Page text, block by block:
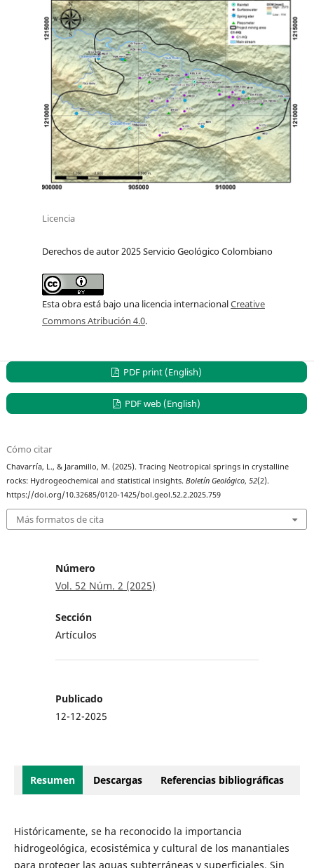
Licencia
Derechos de autor 2025 Servicio Geológico Colombiano
Esta obra está bajo una licencia internacionalCreative
Commons Atribución 4.0.
PDF print (English)
PDF web (English)
Cómo citar
Chavarría, L., & Jaramillo, M. (2025). Tracing Neotropical springs in crystalline
rocks: Hydrogeochemical and statistical insights.Boletín Geológico,52(2).
https://doi.org/10.32685/0120-1425/bol.geol.52.2.2025.759
Más formatos de cita
Número
Vol. 52 Núm. 2 (2025)
Sección
Artículos
Publicado
12-12-2025
Resumen Descargas Referencias bibliográficas
Históricamente, se ha reconocido la importancia
hidrogeológica, ecosistémica y cultural de los manantiales
para proteger las aguas subterráneas y superficiales. Sin